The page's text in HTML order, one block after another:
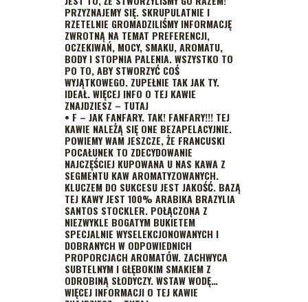
PRZYZNAJEMY SIĘ. SKRUPULATNIE I
RZETELNIE GROMADZILIŚMY INFORMACJĘ
ZWROTNĄ NA TEMAT PREFERENCJI,
OCZEKIWAŃ, MOCY, SMAKU, AROMATU,
BODY I STOPNIA PALENIA. WSZYSTKO TO
PO TO, ABY STWORZYĆ COŚ
WYJĄTKOWEGO. ZUPEŁNIE TAK JAK TY.
IDEAŁ. WIĘCEJ INFO O TEJ KAWIE
ZNAJDZIESZ – TUTAJ
• F – JAK FANFARY. TAK! FANFARY!!! TEJ
KAWIE NALEŻĄ SIĘ ONE BEZAPELACYJNIE.
POWIEMY WAM JESZCZE, ŻE FRANCUSKI
POCAŁUNEK TO ZDECYDOWANIE
NAJCZĘŚCIEJ KUPOWANA U NAS KAWA Z
SEGMENTU KAW AROMATYZOWANYCH.
KLUCZEM DO SUKCESU JEST JAKOŚĆ. BAZĄ
TEJ KAWY JEST 100% ARABIKA BRAZYLIA
SANTOS STOCKLER. POŁĄCZONA Z
NIEZWYKLE BOGATYM BUKIETEM
SPECJALNIE WYSELEKCJONOWANYCH I
DOBRANYCH W ODPOWIEDNICH
PROPORCJACH AROMATÓW. ZACHWYCA
SUBTELNYM I GŁĘBOKIM SMAKIEM Z
ODROBINĄ SŁODYCZY. WSTAW WODĘ…
WIĘCEJ INFORMACJI O TEJ KAWIE